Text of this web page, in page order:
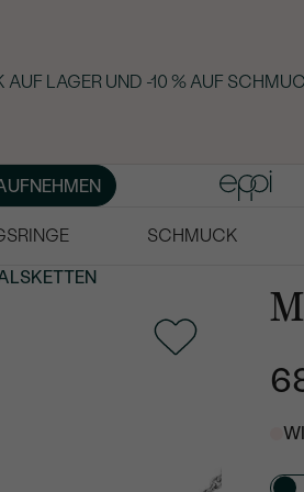
LAGER UND -10 % AUF
SCHMUCK